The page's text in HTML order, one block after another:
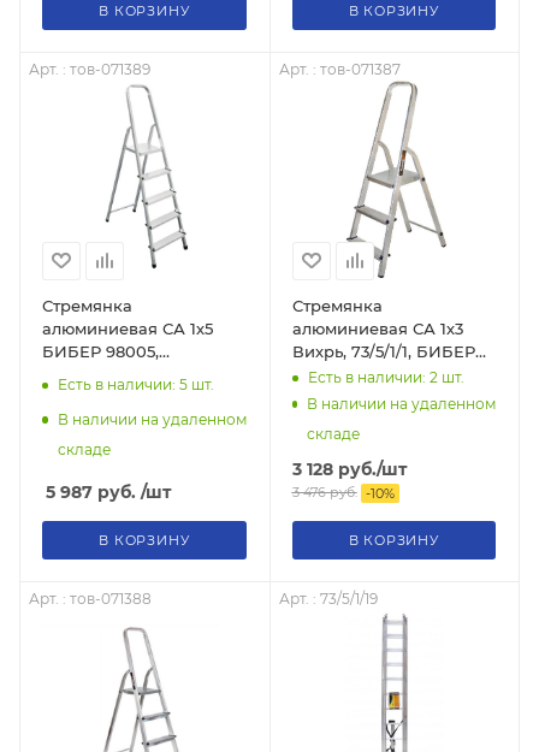
В КОРЗИНУ В КОРЗИНУ
Арт. : тов-071389
Стремянка
алюминиевая СА 1х5
БИБЕР 98005,
Есть в наличии: 5 шт.
В наличии на удаленном
складе
5 987 руб. /шт
В КОРЗИНУ
Арт. : тов-071387
Стремянка
алюминиевая СА 1х3
Вихрь, 73/5/1/1, БИБЕР
98003, тов-071387
Есть в наличии: 2 шт.
В наличии на удаленном
складе
3 128руб./шт
3 476руб. -10%
В КОРЗИНУ
Арт. : тов-071388 Арт. : 73/5/1/19